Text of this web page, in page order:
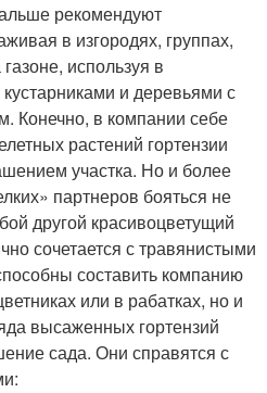
рекомендуют
в изгородях, группах,
используя в
и деревьями с
Конечно, в компании себе
растений гортензии
участка. Но и более
партнеров бояться не
другой красивоцветущий
сочетается с травянистыми
составить компанию
или в рабатках, но и
высаженных гортензий
сада. Они справятся с